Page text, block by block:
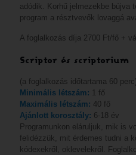
adódik. Korhű jelmezekbe bújva
program a résztvevők lovaggá
A foglalkozás díja 2700 Ft/fő +
Scriptor és scriptorium
(a foglalkozás időtartama 60 perc)
Minimális létszám: 1 fő
Maximális létszám: 40 fő
Ajánlott korosztály: 6-18 év
Programunkon eláruljuk, mik is
felidézzük, mit érdemes tudni a
kódexekről, oklevelekről.